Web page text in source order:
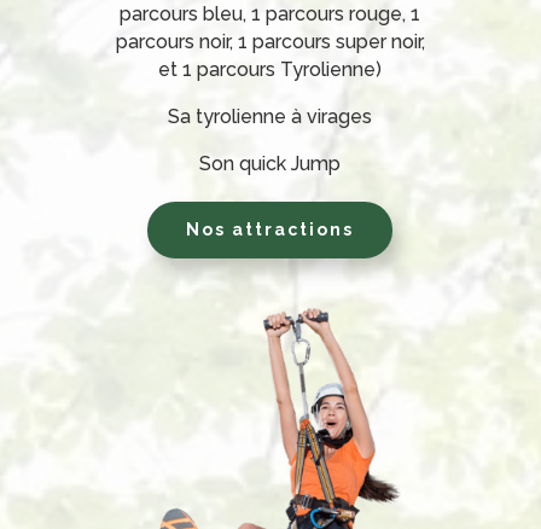
parcours bleu, 1 parcours rouge, 1
parcours noir, 1 parcours super noir,
et 1 parcours Tyrolienne)
Sa tyrolienne à virages
Son quick Jump
Nos attractions